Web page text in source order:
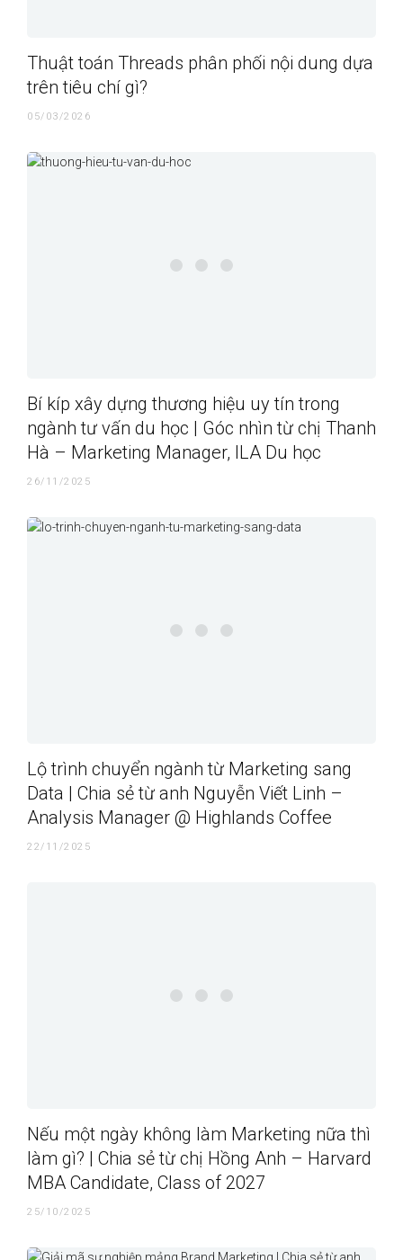
Thuật toán Threads phân phối nội dung dựa
trên tiêu chí gì?
05/03/2026
Bí kíp xây dựng thương hiệu uy tín trong
ngành tư vấn du học | Góc nhìn từ chị Thanh
Hà – Marketing Manager, ILA Du học
26/11/2025
Lộ trình chuyển ngành từ Marketing sang
Data | Chia sẻ từ anh Nguyễn Viết Linh –
Analysis Manager @ Highlands Coffee
22/11/2025
Nếu một ngày không làm Marketing nữa thì
làm gì? | Chia sẻ từ chị Hồng Anh – Harvard
MBA Candidate, Class of 2027
25/10/2025